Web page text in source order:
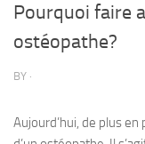
Pourquoi faire
ostéopathe?
BY ·
Aujourd’hui, de plus